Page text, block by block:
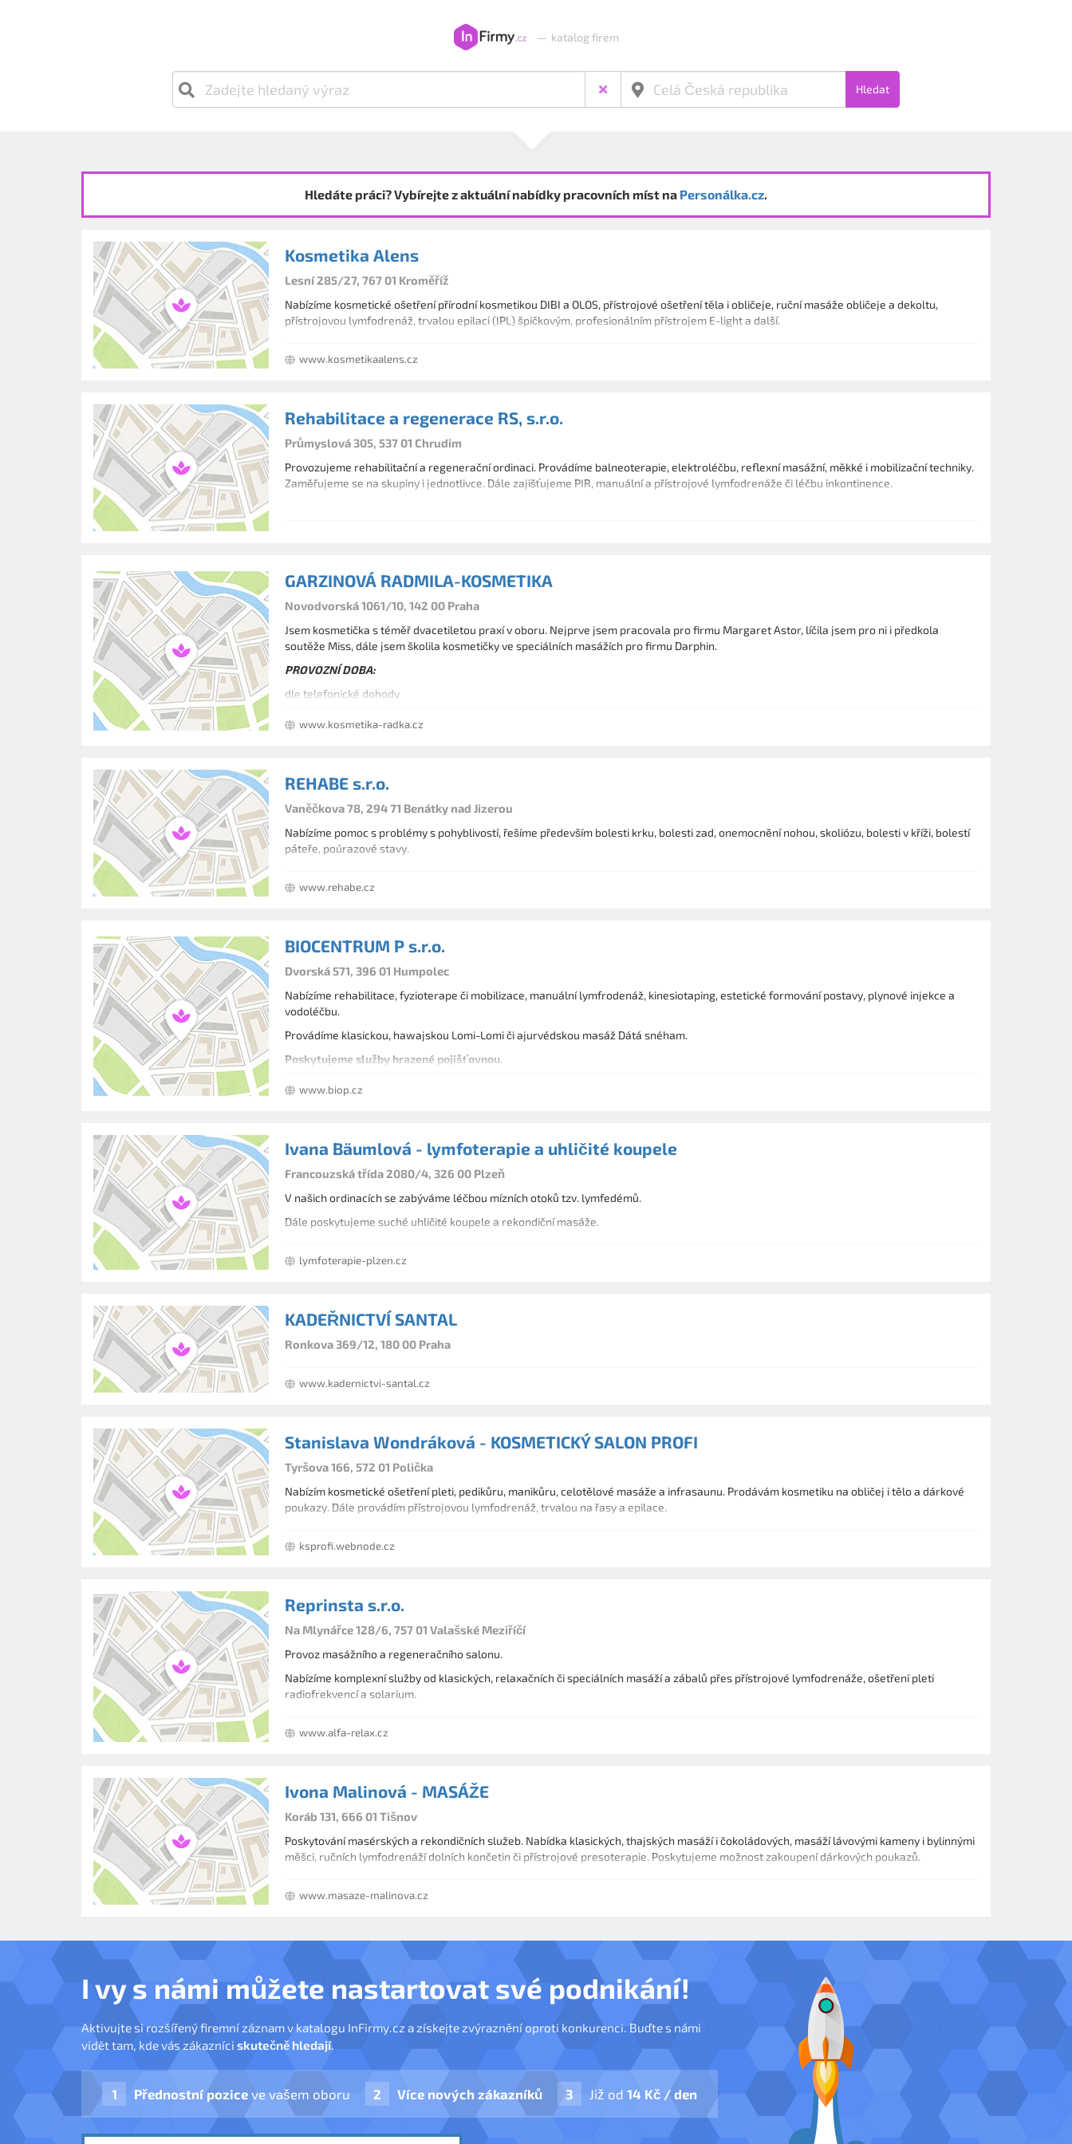
— katalog firem
Hledat
Hledáte práci? Vybírejte z aktuální nabídky pracovních míst na Personálka.cz.
Kosmetika Alens
Lesní 285/27, 767 01 Kroměříž
Nabízíme kosmetické ošetření přírodní kosmetikou DIBI a OLOS, přístrojové ošetření těla i obličeje, ruční masáže obličeje a dekoltu,
přístrojovou lymfodrenáž, trvalou epilaci (IPL) špičkovým, profesionálním přístrojem E-light a další.
www.kosmetikaalens.cz
Rehabilitace a regenerace RS, s.r.o.
Průmyslová 305, 537 01 Chrudim
Provozujeme rehabilitační a regenerační ordinaci. Provádíme balneoterapie, elektroléčbu, reflexní masážní, měkké i mobilizační techniky.
Zaměřujeme se na skupiny i jednotlivce. Dále zajišťujeme PIR, manuální a přístrojové lymfodrenáže či léčbu inkontinence.
GARZINOVÁ RADMILA-KOSMETIKA
Novodvorská 1061/10, 142 00 Praha
Jsem kosmetička s téměř dvacetiletou praxí v oboru. Nejprve jsem pracovala pro firmu Margaret Astor, líčila jsem pro ni i předkola
soutěže Miss, dále jsem školila kosmetičky ve speciálních masážích pro firmu Darphin.
PROVOZNÍ DOBA:
dle telefonické dohody
www.kosmetika-radka.cz
REHABE s.r.o.
Vaněčkova 78, 294 71 Benátky nad Jizerou
Nabízíme pomoc s problémy s pohyblivostí, řešíme především bolesti krku, bolesti zad, onemocnění nohou, skoliózu, bolesti v kříži, bolestí
páteře, poúrazové stavy.
www.rehabe.cz
BIOCENTRUM P s.r.o.
Dvorská 571, 396 01 Humpolec
Nabízíme rehabilitace, fyzioterape či mobilizace, manuální lymfrodenáž, kinesiotaping, estetické formování postavy, plynové injekce a
vodoléčbu.
Provádíme klasickou, hawajskou Lomi-Lomi či ajurvédskou masáž Dátá snéham.
Poskytujeme služby hrazené pojišťovnou.
www.biop.cz
Ivana Bäumlová - lymfoterapie a uhličité koupele
Francouzská třída 2080/4, 326 00 Plzeň
V našich ordinacích se zabýváme léčbou mízních otoků tzv. lymfedémů.
Dále poskytujeme suché uhličité koupele a rekondiční masáže.
lymfoterapie-plzen.cz
KADEŘNICTVÍ SANTAL
Ronkova 369/12, 180 00 Praha
www.kadernictvi-santal.cz
Stanislava Wondráková - KOSMETICKÝ SALON PROFI
Tyršova 166, 572 01 Polička
Nabízím kosmetické ošetření pleti, pedikůru, manikůru, celotělové masáže a infrasaunu. Prodávám kosmetiku na obličej i tělo a dárkové
poukazy. Dále provádím přístrojovou lymfodrenáž, trvalou na řasy a epilace.
ksprofi.webnode.cz
Reprinsta s.r.o.
Na Mlynářce 128/6, 757 01 Valašské Meziříčí
Provoz masážního a regeneračního salonu.
Nabízíme komplexní služby od klasických, relaxačních či speciálních masáží a zábalů přes přístrojové lymfodrenáže, ošetření pleti
radiofrekvencí a solarium.
www.alfa-relax.cz
Ivona Malinová - MASÁŽE
Koráb 131, 666 01 Tišnov
Poskytování masérských a rekondičních služeb. Nabídka klasických, thajských masáží i čokoládových, masáží lávovými kameny i bylinnými
měšci, ručních lymfodrenáží dolních končetin či přístrojové presoterapie. Poskytujeme možnost zakoupení dárkových poukazů.
www.masaze-malinova.cz
I vy s námi můžete nastartovat své podnikání!
Aktivujte si rozšířený firemní záznam v katalogu InFirmy.cz a získejte zvýraznění oproti konkurenci. Buďte s námi
vidět tam, kde vás zákazníci skutečně hledají.
Přednostní pozice ve vašem oboru Více nových zákazníků Již od 14 Kč / den